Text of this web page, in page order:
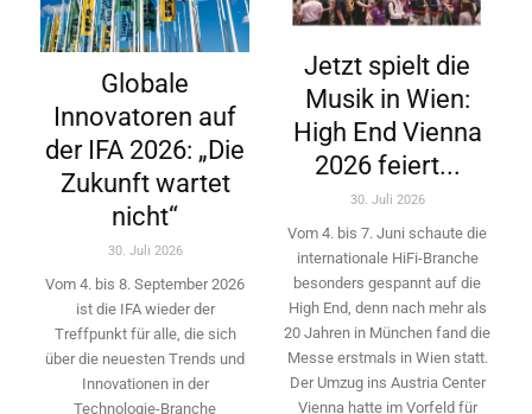
Globale
Innovatoren auf
der IFA 2026: „Die
Zukunft wartet
nicht“
30. Juli 2026
Vom 4. bis 8. September 2026
ist die IFA wieder der
Treffpunkt für alle, die sich
über die neuesten Trends und
Innovationen in der
Technologie-­Branche
Jetzt spielt die
Musik in Wien:
High End Vienna
2026 feiert...
30. Juli 2026
Vom 4. bis 7. Juni schaute die
internationale HiFi-Branche
besonders gespannt auf die
High End, denn nach mehr als
20 Jahren in München fand die
Messe erstmals in Wien statt.
Der Umzug ins Austria Center
Vienna hatte im Vorfeld für